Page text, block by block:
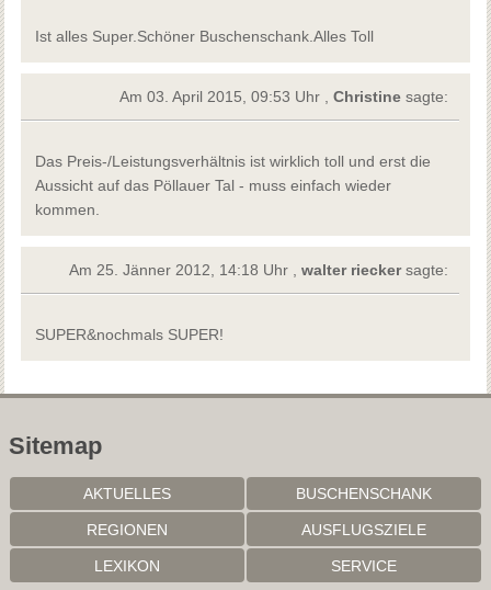
Ist alles Super.Schöner Buschenschank.Alles Toll
Am 03. April 2015, 09:53 Uhr ,Christine sagte:
Das Preis-/Leistungsverhältnis ist wirklich toll und erst die
Aussicht auf das Pöllauer Tal - muss einfach wieder
kommen.
Am 25. Jänner 2012, 14:18 Uhr ,walter rieckersagte:
SUPER&nochmals SUPER!
Sitemap
AKTUELLES BUSCHENSCHANK
REGIONEN AUSFLUGSZIELE
LEXIKON SERVICE